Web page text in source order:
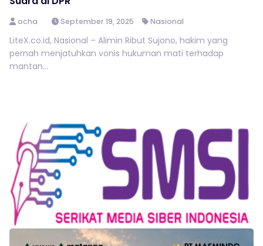
ocha September 19, 2025 Nasional
LiteX.co.id, Nasional – Alimin Ribut Sujono, hakim yang
pernah menjatuhkan vonis hukuman mati terhadap
mantan...